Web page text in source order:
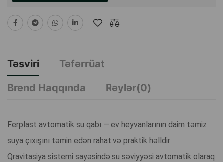
Təsviri
Təfərrüat
Brend Haqqında
Rəylər(0)
Ferplast avtomatik su qabı — ev heyvanlarının daim təmiz
suya çıxışını təmin edən rahat və praktik həlldir
Qravitasiya sistemi sayəsində su səviyyəsi avtomatik olaraq